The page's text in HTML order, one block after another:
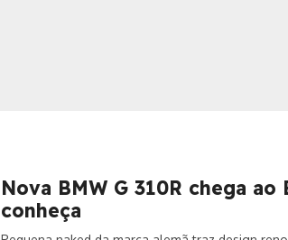
Nova BMW G 310R chega ao
conheça